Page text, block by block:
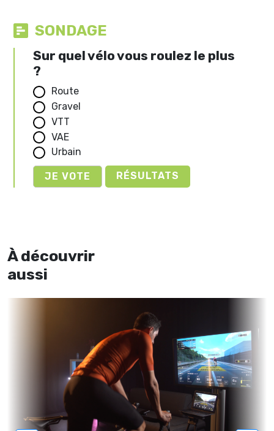
SONDAGE
Sur quel vélo vous roulez le plus
?
Route
Gravel
VTT
VAE
Urbain
RÉSULTATS
À découvrir
aussi